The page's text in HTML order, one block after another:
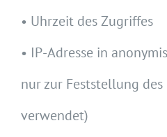
• Uhrzeit des Zugriffes
• IP-Adresse in
nur zur Feststellung
verwendet)